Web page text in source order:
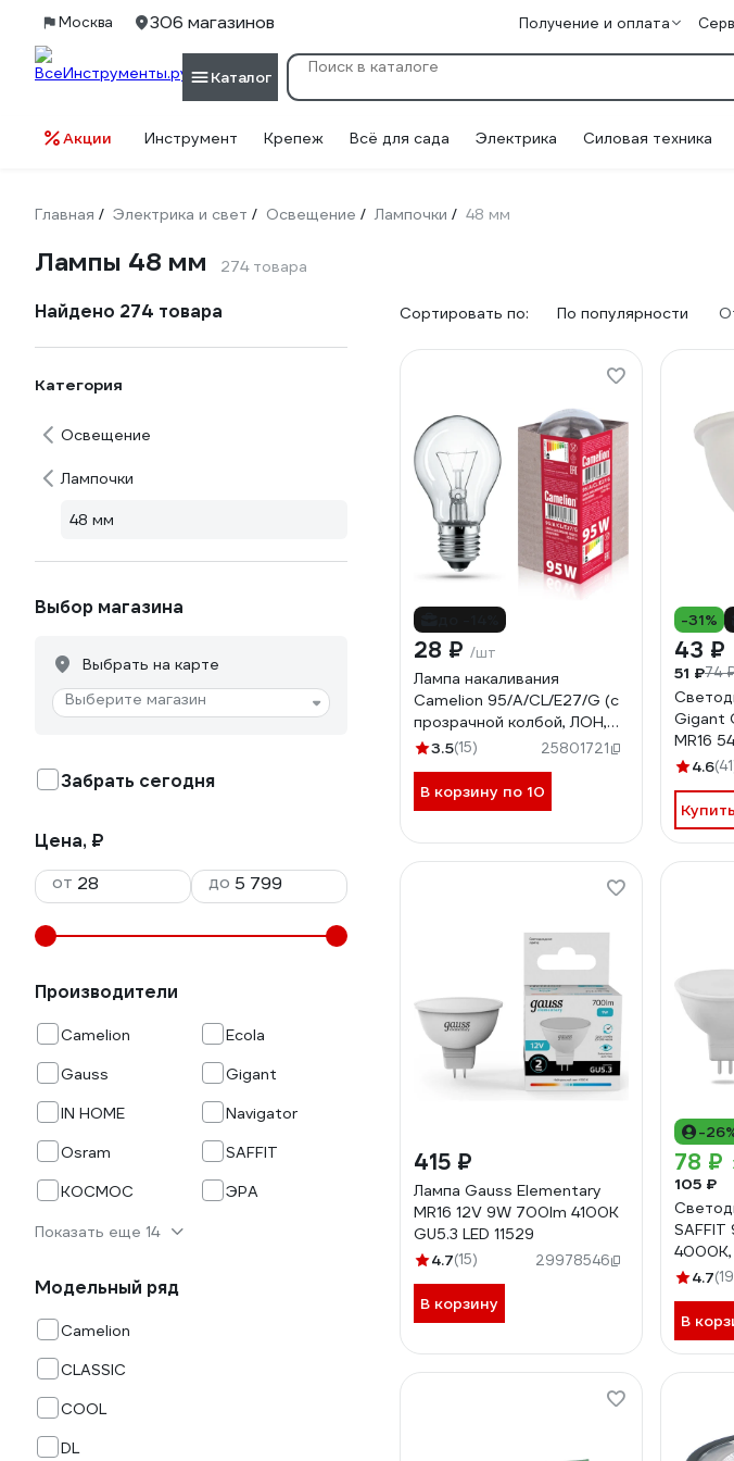
Москва 306 магазинов Получение и оплата
Каталог
Акции Инструмент Крепеж Всё для сада Электрика Силовая техника
Главная / Электрика и свет / Освещение / Лампочки / 48 мм
Лампы 48 мм 274 товара
Найдено 274 товара
Категория
Освещение
Лампочки
48 мм
Выбор магазина
Выбрать на карте
Выберите магазин
Забрать сегодня
Цена, ₽
от
до
Производители
Camelion
Ecola
Gauss
Gigant
IN HOME
Navigator
Osram
SAFFIT
КОСМОС
ЭРА
Показать еще 14
Модельный ряд
Camelion
CLASSIC
COOL
DL
Сортировать по: По популярности
28 ₽ /шт
Лампа накаливания
Camelion 95/A/CL/E27/G (с
прозрачной колбой, ЛОН,
ГОФРА, Б230-95-6) 15043
3.5(15) 25801721
В корзину по 10
-31%
43 ₽
51 ₽74
Gigant
MR16
3000K
4.6
Купить
415 ₽
Лампа Gauss Elementary
MR16 12V 9W 700lm 4100K
GU5.3 LED 11529
4.7(15) 29978546
В корзину
-
78 ₽
105 ₽
SAFFIT
4000K,
4.7
В